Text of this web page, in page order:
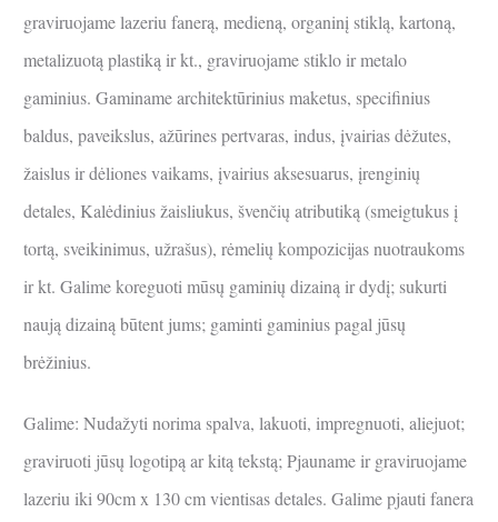
graviruojame lazeriu fanerą, medieną, organinį stiklą, kartoną,
metalizuotą plastiką ir kt., graviruojame stiklo ir metalo
gaminius. Gaminame architektūrinius maketus, specifinius
baldus, paveikslus, ažūrines pertvaras, indus, įvairias dėžutes,
žaislus ir dėliones vaikams, įvairius aksesuarus, įrenginių
detales, Kalėdinius žaisliukus, švenčių atributiką (smeigtukus į
tortą, sveikinimus, užrašus), rėmelių kompozicijas nuotraukoms
ir kt. Galime koreguoti mūsų gaminių dizainą ir dydį; sukurti
naują dizainą būtent jums; gaminti gaminius pagal jūsų
brėžinius.
Galime: Nudažyti norima spalva, lakuoti, impregnuoti, aliejuot;
graviruoti jūsų logotipą ar kitą tekstą; Pjauname ir graviruojame
lazeriu iki 90cm x 130 cm vientisas detales. Galime pjauti fanera